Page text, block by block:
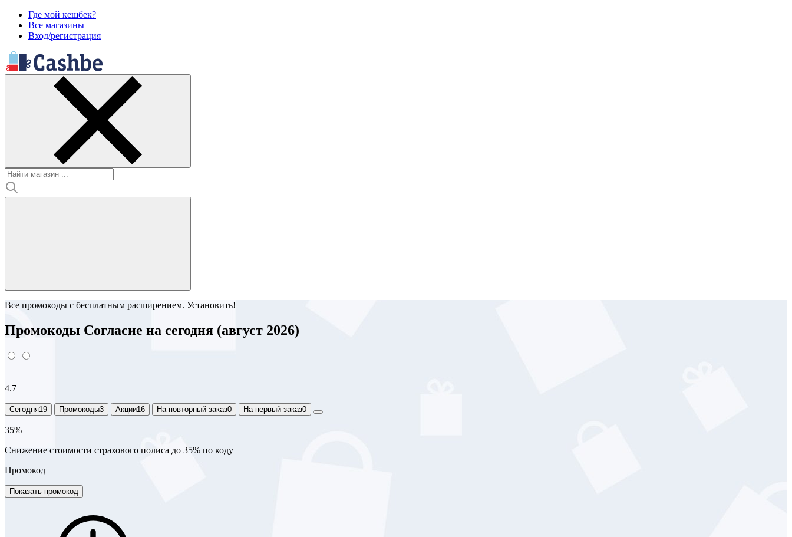
Где мой кешбек?
Все магазины
Вход/регистрация
Все промокоды с бесплатным расширением. Установить!
Промокоды Согласие на сегодня (август 2026)
4.7
Сегодня19 Промокоды3 Акции16 На повторный заказ0 На первый заказ0
35%
Снижение стоимости страхового полиса до 35% по коду
Промокод
Показать промокод